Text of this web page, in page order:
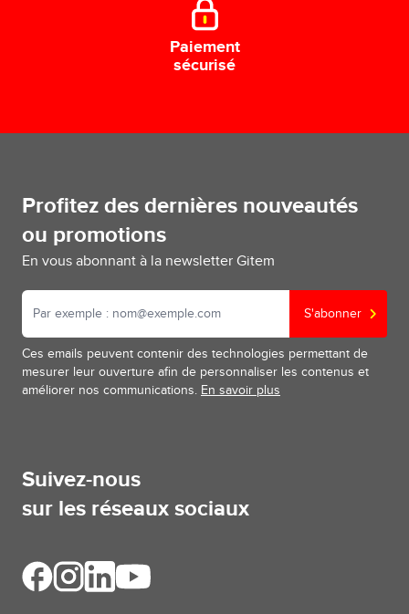
Paiement
sécurisé
Profitez des dernières nouveautés
ou promotions
En vous abonnant à la newsletter Gitem
S'abonner
Ces emails peuvent contenir des technologies permettant de
mesurer leur ouverture afin de personnaliser les contenus et
améliorer nos communications. En savoir plus
Suivez-nous
sur les réseaux sociaux